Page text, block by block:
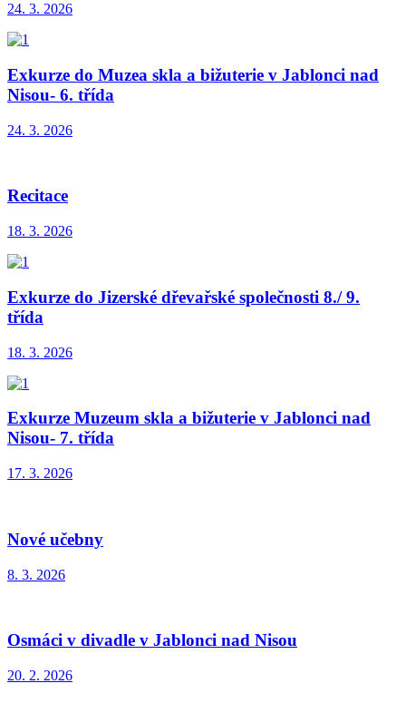
24. 3. 2026
Exkurze do Muzea skla a bižuterie v Jablonci nad
Nisou- 6. třída
24. 3. 2026
Recitace
18. 3. 2026
Exkurze do Jizerské dřevařské společnosti 8./ 9.
třída
18. 3. 2026
Exkurze Muzeum skla a bižuterie v Jablonci nad
Nisou- 7. třída
17. 3. 2026
Nové učebny
8. 3. 2026
Osmáci v divadle v Jablonci nad Nisou
20. 2. 2026